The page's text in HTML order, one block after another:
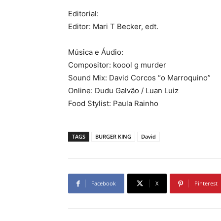
Editorial:
Editor: Mari T Becker, edt.
Música e Áudio:
Compositor: koool g murder
Sound Mix: David Corcos “o Marroquino”
Online: Dudu Galvão / Luan Luiz
Food Stylist: Paula Rainho
TAGS BURGER KING David
Facebook X Pinterest